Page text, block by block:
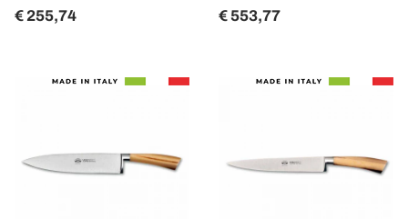
€ 255,74 € 553,77